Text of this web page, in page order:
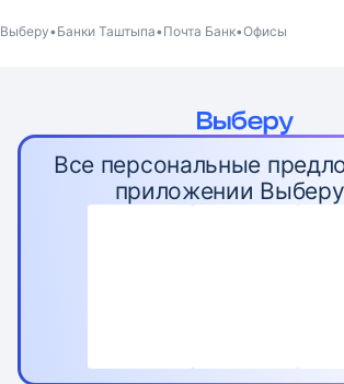
Выберу Банки Таштыпа Почта Банк Офисы
Все персональные
приложении